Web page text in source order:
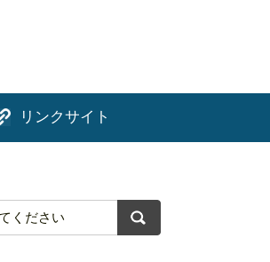
リンクサイト